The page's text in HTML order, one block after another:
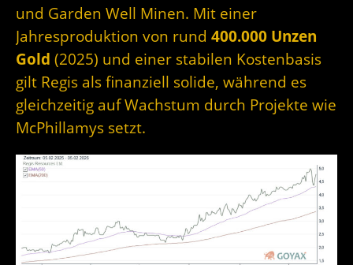
und Garden Well Minen. Mit einer
Jahresproduktion von rund 400.000 Unzen
Gold (2025) und einer stabilen Kostenbasis
gilt Regis als finanziell solide, während es
gleichzeitig auf Wachstum durch Projekte wie
McPhillamys setzt.